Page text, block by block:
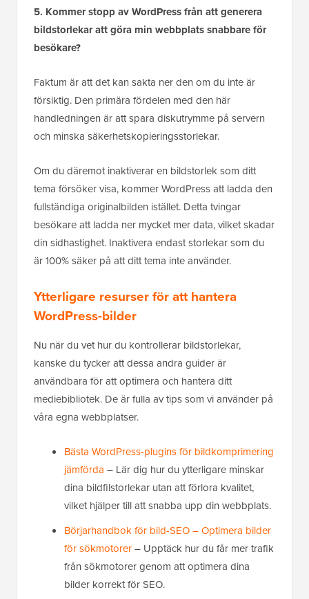
5. Kommer stopp av WordPress från att generera
bildstorlekar att göra min webbplats snabbare för
besökare?
Faktum är att det kan sakta ner den om du inte är
försiktig. Den primära fördelen med den här
handledningen är att spara diskutrymme på servern
och minska säkerhetskopieringsstorlekar.
Om du däremot inaktiverar en bildstorlek som ditt
tema försöker visa, kommer WordPress att ladda den
fullständiga originalbilden istället. Detta tvingar
besökare att ladda ner mycket mer data, vilket skadar
din sidhastighet. Inaktivera endast storlekar som du
är 100% säker på att ditt tema inte använder.
Ytterligare resurser för att hantera
WordPress-bilder
Nu när du vet hur du kontrollerar bildstorlekar,
kanske du tycker att dessa andra guider är
användbara för att optimera och hantera ditt
mediebibliotek. De är fulla av tips som vi använder på
våra egna webbplatser.
Bästa WordPress-plugins för bildkomprimering
jämförda – Lär dig hur du ytterligare minskar
dina bildfilstorlekar utan att förlora kvalitet,
vilket hjälper till att snabba upp din webbplats.
Börjarhandbok för bild-SEO – Optimera bilder
för sökmotorer– Upptäck hur du får mer trafik
från sökmotorer genom att optimera dina
bilder korrekt för SEO.